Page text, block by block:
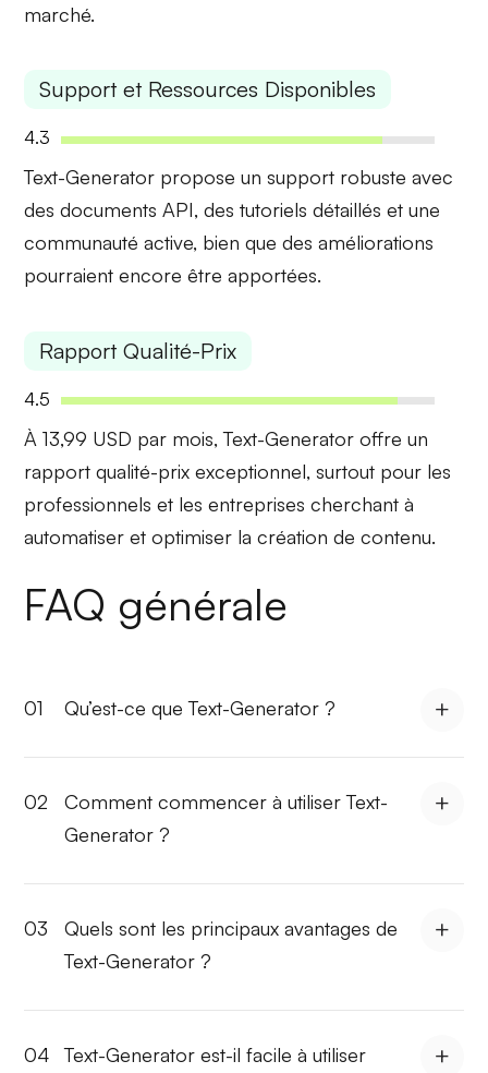
marché.
Support et Ressources Disponibles
4.3
Text-Generator propose un support robuste avec
desdocuments API, destutoriels détaillés et une
communauté active, bien que des améliorations
pourraient encore être apportées.
Rapport Qualité-Prix
4.5
À 13,99 USD par mois, Text-Generator offre un
rapport qualité-prix exceptionnel, surtout pour les
professionnels et lesentreprises cherchant à
automatiser et optimiser la création de contenu.
FAQ générale
01 Qu’est-ce que Text-Generator ?
02
Comment commencer à utiliser Text-
Generator ?
03
Quels sont les principaux avantages de
Text-Generator ?
04
Text-Generator est-il facile à utiliser